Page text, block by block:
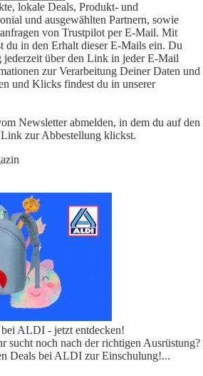
lokale Deals, Produkt- und
und ausgewählten Partnern, sowie
von Trustpilot per E-Mail. Mit
in den Erhalt dieser E-Mails ein. Du
über den Link in jeder E-Mail
zur Verarbeitung Deiner Daten und
und Klicks findest du in unserer
Newsletter abmelden, in dem du auf den
zur Abbestellung klickst.
ALDI - jetzt entdecken!
sucht noch nach der richtigen Ausrüstung?
Deals bei ALDI zur Einschulung!...